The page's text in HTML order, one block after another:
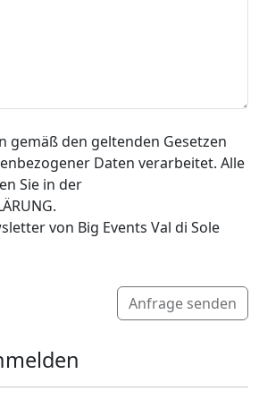
gemäß den geltenden Gesetzen
Daten verarbeitet. Alle
Sie in der
von Big Events Val di Sole
Anfrage senden